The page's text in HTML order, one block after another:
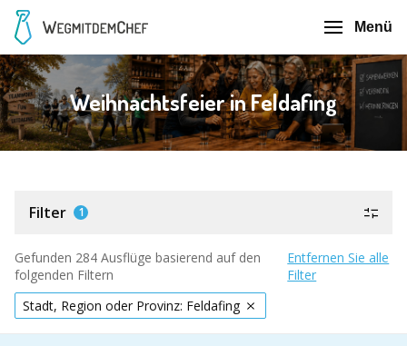
Menü
Weihnachtsfeier in Feldafing
Filter 1
Gefunden 284 Ausflüge basierend auf den
folgenden Filtern
Entfernen Sie alle
Filter
Stadt, Region oder Provinz: Feldafing